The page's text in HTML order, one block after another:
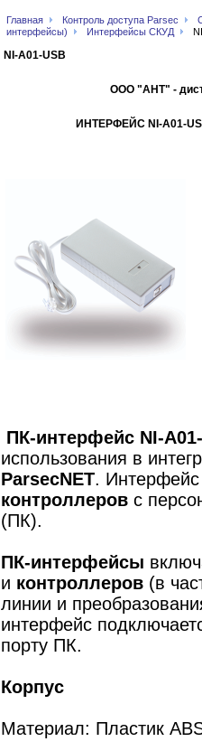
Главная Контроль доступа Parsec
интерфейсы)
Интерфейсы СКУД
NI-A01-USB
ООО "АНТ" -
ИНТЕРФЕЙС NI-A01-
ПК-интерфейс NI-
использования в
ParsecNET. Интерфейс
контроллеров с
(ПК).
ПК-интерфейсы
и контроллеров (в
линии и
интерфейс
порту ПК.
Корпус
Материал: Пластик